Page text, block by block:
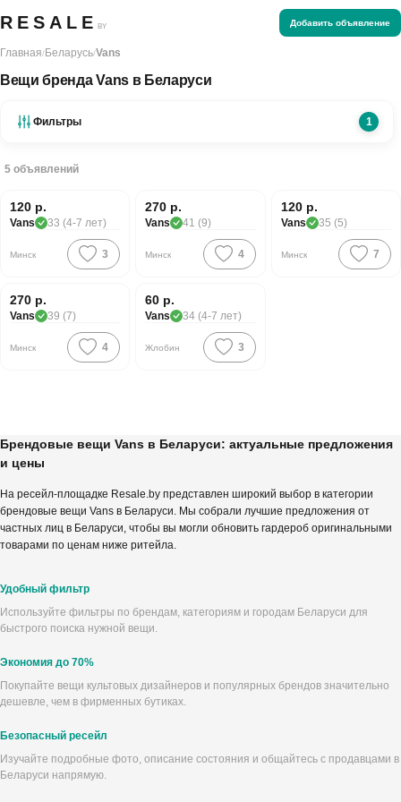
RESALE BY Добавить объявление
Главная/Беларусь/Vans
Вещи бренда Vans в Беларуси
Фильтры 1
5 объявлений
120 р.
Vans 33 (4-7 лет)
Минск 3
270 р.
Vans 41 (9)
Минск 4
120 р.
Vans 35 (5)
Минск 7
270 р.
Vans 39 (7)
Минск 4
60 р.
Vans 34 (4-7 лет)
Жлобин 3
Брендовые вещи Vans в Беларуси: актуальные предложения
и цены
На ресейл-площадке Resale.by представлен широкий выбор в категории
брендовые вещи Vans в Беларуси. Мы собрали лучшие предложения от
частных лиц в Беларуси, чтобы вы могли обновить гардероб оригинальными
товарами по ценам ниже ритейла.
Удобный фильтр
Используйте фильтры по брендам, категориям и городам Беларуси для
быстрого поиска нужной вещи.
Экономия до 70%
Покупайте вещи культовых дизайнеров и популярных брендов значительно
дешевле, чем в фирменных бутиках.
Безопасный ресейл
Изучайте подробные фото, описание состояния и общайтесь с продавцами в
Беларуси напрямую.